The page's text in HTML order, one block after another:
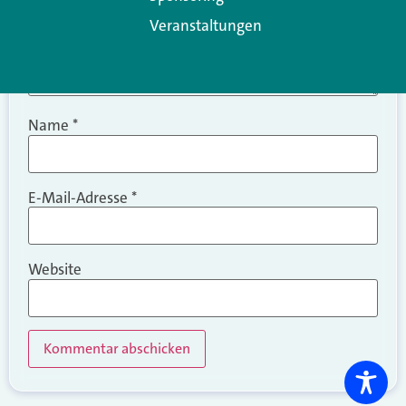
Name *
E-Mail-Adresse *
Website
Alternative:
Veranstaltungen